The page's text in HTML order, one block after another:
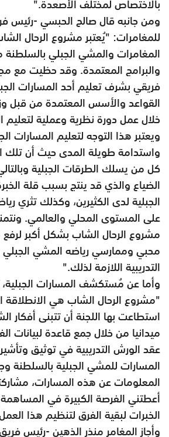
ومن جانبه قال صالح الحبسي -رئيس
للمغامرات: "يُعتبر مشروع الرحال
المغامرات والمشي الجبلي
والبرامج المعتمدة. وقد حظيت مع
فريقي بشرف تعليم أحد المسارات
القواعد والأسس المعتمدة من قبل
خلال عمل دورة نظرية وعملية لتعليم
ويعتبر هذا التوجه لتعليم المسارات
واستدامة طويلة المدى حيث أن تلك
كل من يسلك الطرقات الجبلية
الضياع والذي قد ينتج بسبب قلة
الجبلية لدى الكثيرين، وكذلك تثري
على المستوى المحلي والعالمي.
مشروع الرحال الشاب بشكل أكبر
محبي وممارسي رياضه المشي
التدريبية اللازمة لذلك."
وأما عن مُستكشف المسارات الجبلية،
"مشروع الرحال الشاب هي الانطلاقة
استطاعت بها اللجنة أن تتبنى أفكار
ميدانيا من خلال جمع قاعدة لبيانات
عقد الورش التدريبية في توثيق
المسارات للمشي الجبلية بالسلطنة
المعلومات عن هذه المسارات،
أعطتني الفرصة الكبيرة في
الخبرات لبقية الفرق لتنظيم هذا
وأجاز المغامر منذر الذهين -رئيس